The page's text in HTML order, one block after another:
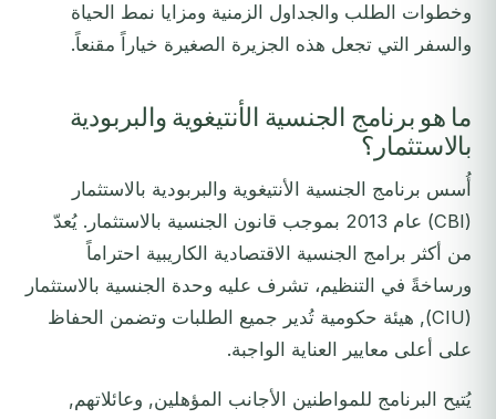
وخطوات الطلب والجداول الزمنية ومزايا نمط الحياة
والسفر التي تجعل هذه الجزيرة الصغيرة خياراً مقنعاً.
ما هو برنامج الجنسية الأنتيغوية والبربودية
بالاستثمار؟
أُسس برنامج الجنسية الأنتيغوية والبربودية بالاستثمار
(CBI) عام 2013 بموجب قانون الجنسية بالاستثمار. يُعدّ
من أكثر برامج الجنسية الاقتصادية الكاريبية احتراماً
ورساخةً في التنظيم، تشرف عليه وحدة الجنسية بالاستثمار
(CIU), هيئة حكومية تُدير جميع الطلبات وتضمن الحفاظ
على أعلى معايير العناية الواجبة.
يُتيح البرنامج للمواطنين الأجانب المؤهلين, وعائلاتهم,